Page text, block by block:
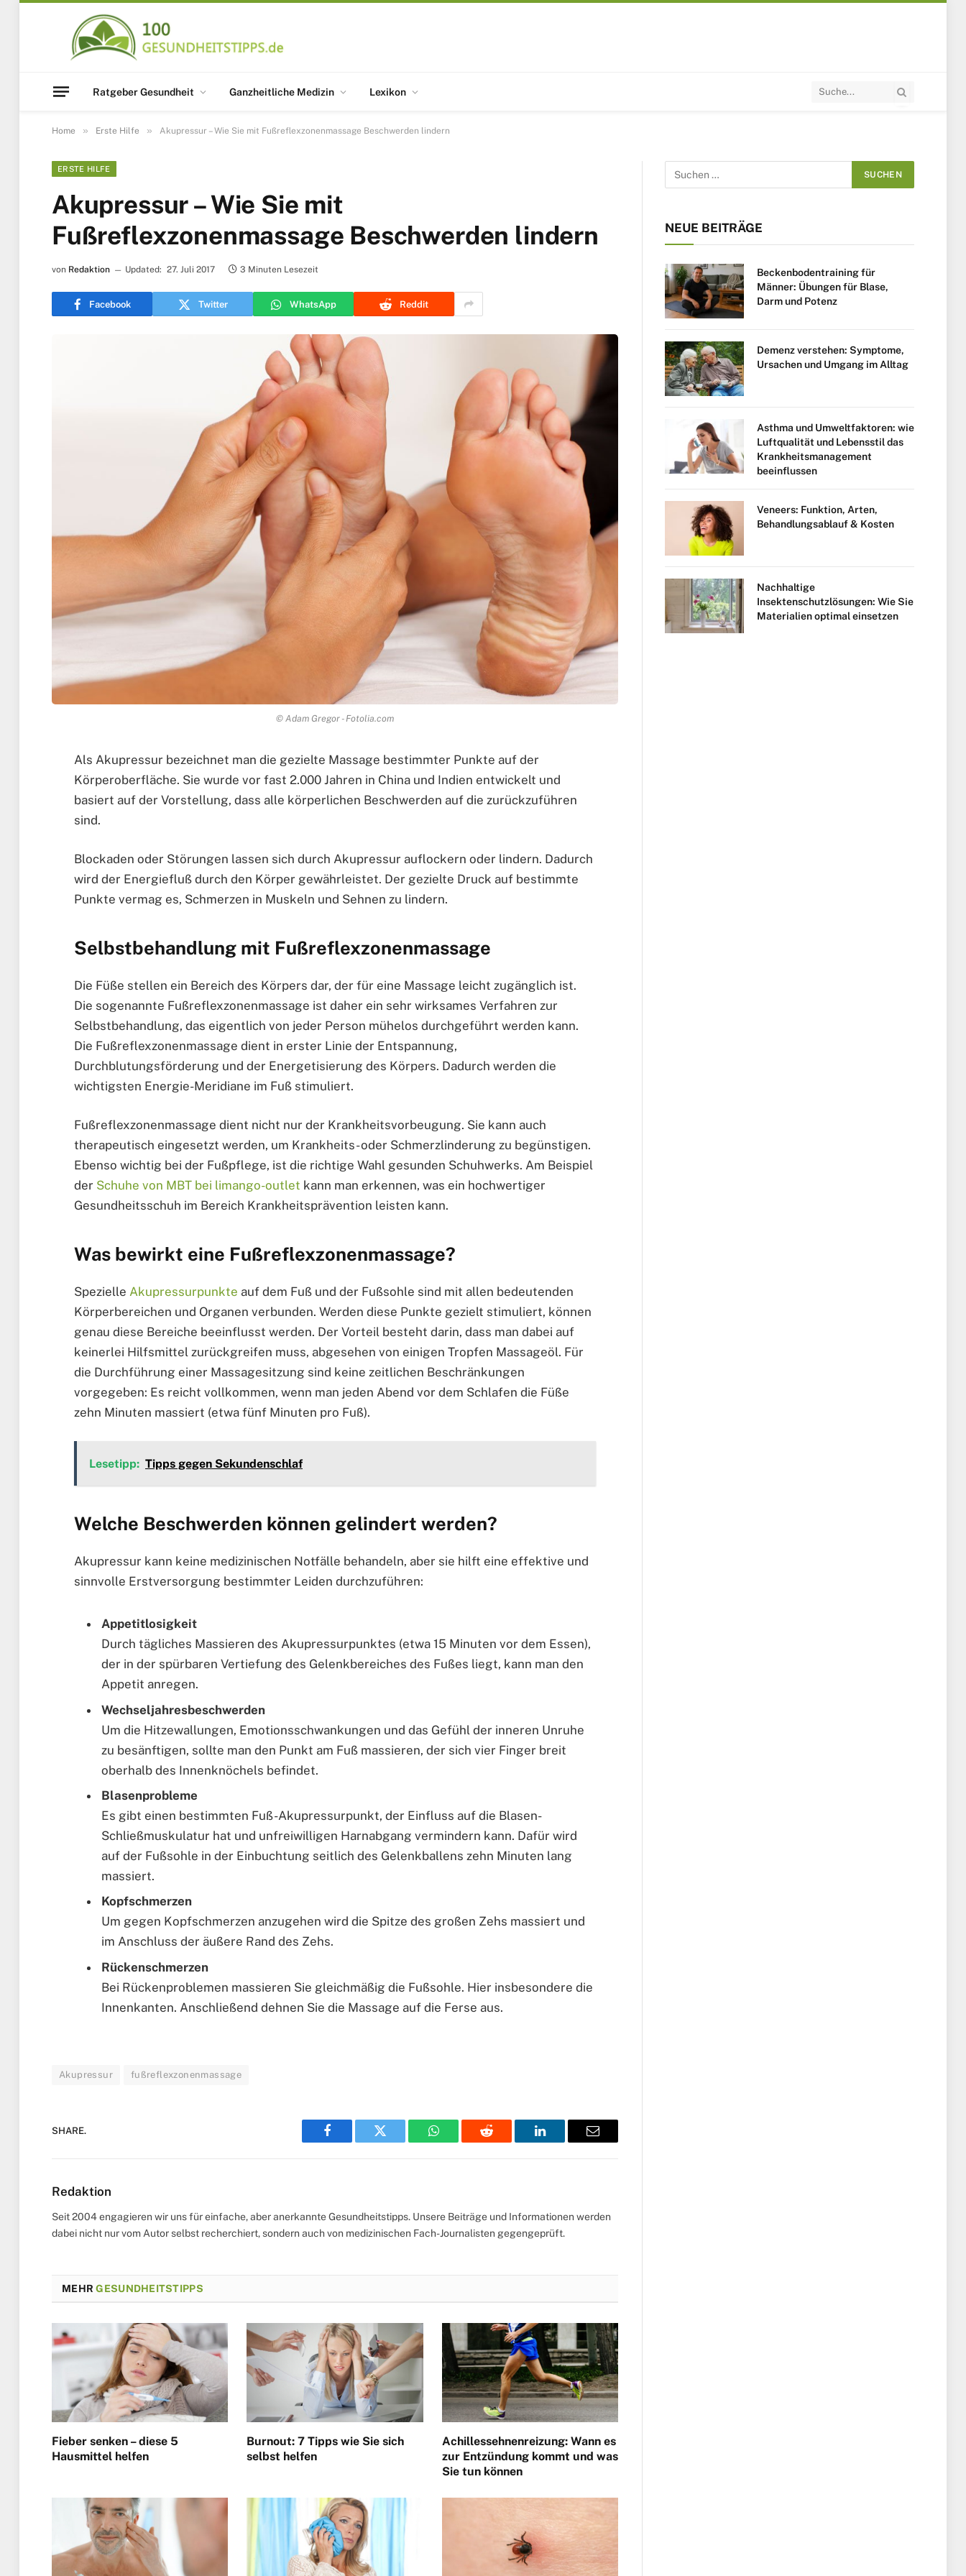
Ratgeber Gesundheit Ganzheitliche Medizin Lexikon
Home » Erste Hilfe » Akupressur – Wie Sie mit Fußreflexzonenmassage Beschwerden lindern
ERSTE HILFE
Akupressur – Wie Sie mit
Fußreflexzonenmassage Beschwerden lindern
von Redaktion Updated: 27. Juli 2017 3 Minuten Lesezeit
Facebook Twitter WhatsApp Reddit
© Adam Gregor - Fotolia.com
Als Akupressur bezeichnet man die gezielte Massage bestimmter Punkte auf der
Körperoberfläche. Sie wurde vor fast 2.000 Jahren in China und Indien entwickelt und
basiert auf der Vorstellung, dass alle körperlichen Beschwerden auf die zurückzuführen
sind.
Blockaden oder Störungen lassen sich durch Akupressur auflockern oder lindern. Dadurch
wird der Energiefluß durch den Körper gewährleistet. Der gezielte Druck auf bestimmte
Punkte vermag es, Schmerzen in Muskeln und Sehnen zu lindern.
Selbstbehandlung mit Fußreflexzonenmassage
Die Füße stellen ein Bereich des Körpers dar, der für eine Massage leicht zugänglich ist.
Die sogenannte Fußreflexzonenmassage ist daher ein sehr wirksames Verfahren zur
Selbstbehandlung, das eigentlich von jeder Person mühelos durchgeführt werden kann.
Die Fußreflexzonenmassage dient in erster Linie der Entspannung,
Durchblutungsförderung und der Energetisierung des Körpers. Dadurch werden die
wichtigsten Energie-Meridiane im Fuß stimuliert.
Fußreflexzonenmassage dient nicht nur der Krankheitsvorbeugung. Sie kann auch
therapeutisch eingesetzt werden, um Krankheits- oder Schmerzlinderung zu begünstigen.
Ebenso wichtig bei der Fußpflege, ist die richtige Wahl gesunden Schuhwerks. Am Beispiel
der Schuhe von MBT bei limango-outlet kann man erkennen, was ein hochwertiger
Gesundheitsschuh im Bereich Krankheitsprävention leisten kann.
Was bewirkt eine Fußreflexzonenmassage?
Spezielle Akupressurpunkte auf dem Fuß und der Fußsohle sind mit allen bedeutenden
Körperbereichen und Organen verbunden. Werden diese Punkte gezielt stimuliert, können
genau diese Bereiche beeinflusst werden. Der Vorteil besteht darin, dass man dabei auf
keinerlei Hilfsmittel zurückgreifen muss, abgesehen von einigen Tropfen Massageöl. Für
die Durchführung einer Massagesitzung sind keine zeitlichen Beschränkungen
vorgegeben: Es reicht vollkommen, wenn man jeden Abend vor dem Schlafen die Füße
zehn Minuten massiert (etwa fünf Minuten pro Fuß).
Lesetipp: Tipps gegen Sekundenschlaf
Welche Beschwerden können gelindert werden?
Akupressur kann keine medizinischen Notfälle behandeln, aber sie hilft eine effektive und
sinnvolle Erstversorgung bestimmter Leiden durchzuführen:
Appetitlosigkeit
Durch tägliches Massieren des Akupressurpunktes (etwa 15 Minuten vor dem Essen),
der in der spürbaren Vertiefung des Gelenkbereiches des Fußes liegt, kann man den
Appetit anregen.
Wechseljahresbeschwerden
Um die Hitzewallungen, Emotionsschwankungen und das Gefühl der inneren Unruhe
zu besänftigen, sollte man den Punkt am Fuß massieren, der sich vier Finger breit
oberhalb des Innenknöchels befindet.
Blasenprobleme
Es gibt einen bestimmten Fuß-Akupressurpunkt, der Einfluss auf die Blasen-
Schließmuskulatur hat und unfreiwilligen Harnabgang vermindern kann. Dafür wird
auf der Fußsohle in der Einbuchtung seitlich des Gelenkballens zehn Minuten lang
massiert.
Kopfschmerzen
Um gegen Kopfschmerzen anzugehen wird die Spitze des großen Zehs massiert und
im Anschluss der äußere Rand des Zehs.
Rückenschmerzen
Bei Rückenproblemen massieren Sie gleichmäßig die Fußsohle. Hier insbesondere die
Innenkanten. Anschließend dehnen Sie die Massage auf die Ferse aus.
Akupressur fußreflexzonenmassage
SHARE.
Facebook Twitter WhatsAppReddit LinkedIn Email
Redaktion
Seit 2004 engagieren wir uns für einfache, aber anerkannte Gesundheitstipps. Unsere Beiträge und Informationen werden
dabei nicht nur vom Autor selbst recherchiert, sondern auch von medizinischen Fach-Journalisten gegengeprüft.
MEHRGESUNDHEITSTIPPS
Fieber senken – diese 5
Hausmittel helfen
Burnout: 7 Tipps wie Sie sich
selbst helfen
Achillessehnenreizung: Wann es
zur Entzündung kommt und was
Sie tun können
NEUE BEITRÄGE
Beckenbodentraining für
Männer: Übungen für Blase,
Darm und Potenz
Demenz verstehen: Symptome,
Ursachen und Umgang im Alltag
Asthma und Umweltfaktoren: wie
Luftqualität und Lebensstil das
Krankheitsmanagement
beeinflussen
Veneers: Funktion, Arten,
Behandlungsablauf & Kosten
Nachhaltige
Insektenschutzlösungen: Wie Sie
Materialien optimal einsetzen